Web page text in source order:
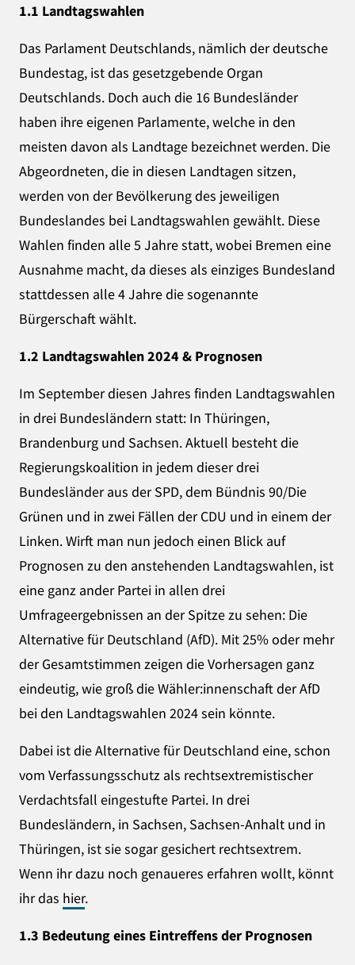
1.1 Landtagswahlen
Das Parlament Deutschlands, nämlich der deutsche
Bundestag, ist das gesetzgebende Organ
Deutschlands. Doch auch die 16 Bundesländer
haben ihre eigenen Parlamente, welche in den
meisten davon als Landtage bezeichnet werden. Die
Abgeordneten, die in diesen Landtagen sitzen,
werden von der Bevölkerung des jeweiligen
Bundeslandes bei Landtagswahlen gewählt. Diese
Wahlen finden alle 5 Jahre statt, wobei Bremen eine
Ausnahme macht, da dieses als einziges Bundesland
stattdessen alle 4 Jahre die sogenannte
Bürgerschaft wählt.
1.2 Landtagswahlen 2024 & Prognosen
Im September diesen Jahres finden Landtagswahlen
in drei Bundesländern statt: In Thüringen,
Brandenburg und Sachsen. Aktuell besteht die
Regierungskoalition in jedem dieser drei
Bundesländer aus der SPD, dem Bündnis 90/Die
Grünen und in zwei Fällen der CDU und in einem der
Linken. Wirft man nun jedoch einen Blick auf
Prognosen zu den anstehenden Landtagswahlen, ist
eine ganz ander Partei in allen drei
Umfrageergebnissen an der Spitze zu sehen: Die
Alternative für Deutschland (AfD). Mit 25% oder mehr
der Gesamtstimmen zeigen die Vorhersagen ganz
eindeutig, wie groß die Wähler:innenschaft der AfD
bei den Landtagswahlen 2024 sein könnte.
Dabei ist die Alternative für Deutschland eine, schon
vom Verfassungsschutz als rechtsextremistischer
Verdachtsfall eingestufte Partei. In drei
Bundesländern, in Sachsen, Sachsen-Anhalt und in
Thüringen, ist sie sogar gesichert rechtsextrem.
Wenn ihr dazu noch genaueres erfahren wollt, könnt
ihr das hier.
1.3 Bedeutung eines Eintreffens der Prognosen